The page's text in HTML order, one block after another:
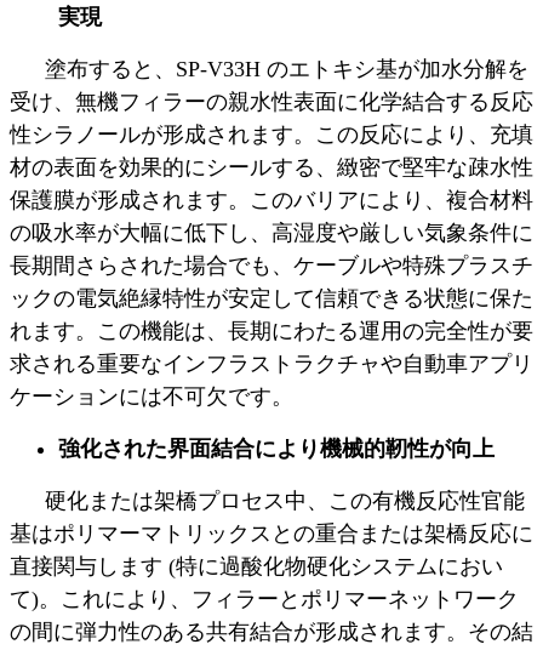
実現
塗布すると、SP-V33H のエトキシ基が加水分解を
受け、無機フィラーの親水性表面に化学結合する反応
性シラノールが形成されます。この反応により、充填
材の表面を効果的にシールする、緻密で堅牢な疎水性
保護膜が形成されます。このバリアにより、複合材料
の吸水率が大幅に低下し、高湿度や厳しい気象条件に
長期間さらされた場合でも、ケーブルや特殊プラスチ
ックの電気絶縁特性が安定して信頼できる状態に保た
れます。この機能は、長期にわたる運用の完全性が要
求される重要なインフラストラクチャや自動車アプリ
ケーションには不可欠です。
強化された界面結合により機械的靭性が向上
硬化または架橋プロセス中、この有機反応性官能
基はポリマーマトリックスとの重合または架橋反応に
直接関与します (特に過酸化物硬化システムにおい
て)。これにより、フィラーとポリマーネットワーク
の間に弾力性のある共有結合が形成されます。その結